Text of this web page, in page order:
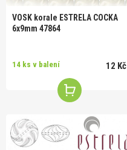
VOSK korale ESTRELA COCKA
6x9mm 47864
14 ks v balení 12 Kč